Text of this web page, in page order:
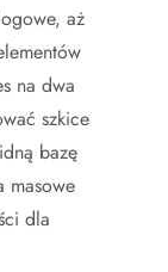
aż
na dwa
szkice
bazę
masowe
dla